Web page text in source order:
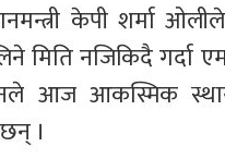
केपी शर्मा
मिति नजिकिदै गर्दा
आज आकस्मिक
।